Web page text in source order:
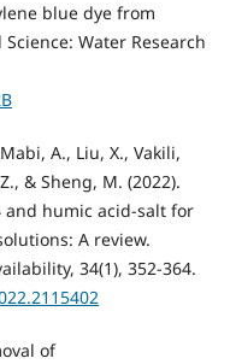
blue dye from
Water Research
A., Liu, X., Vakili,
& Sheng, M. (2022).
and humic acid-salt for
A review.
34(1), 352-364.
of